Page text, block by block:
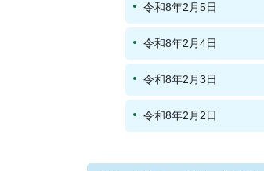
令和8年2月5日
令和8年2月4日
令和8年2月3日
令和8年2月2日